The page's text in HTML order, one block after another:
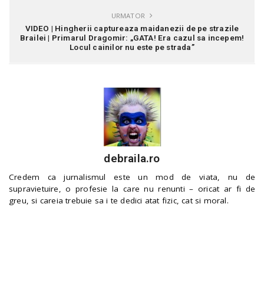
URMATOR
VIDEO | Hingherii captureaza maidanezii de pe strazile
Brailei | Primarul Dragomir: „GATA! Era cazul sa incepem!
Locul cainilor nu este pe strada”
debraila.ro
Credem ca jurnalismul este un mod de viata, nu de
supravietuire, o profesie la care nu renunti – oricat ar fi de
greu, si careia trebuie sa i te dedici atat fizic, cat si moral.